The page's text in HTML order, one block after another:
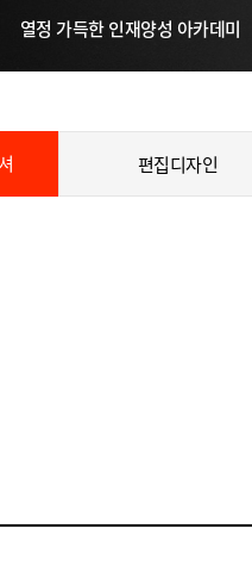
열정 가득한 인재양성 아카데미
편집디자인